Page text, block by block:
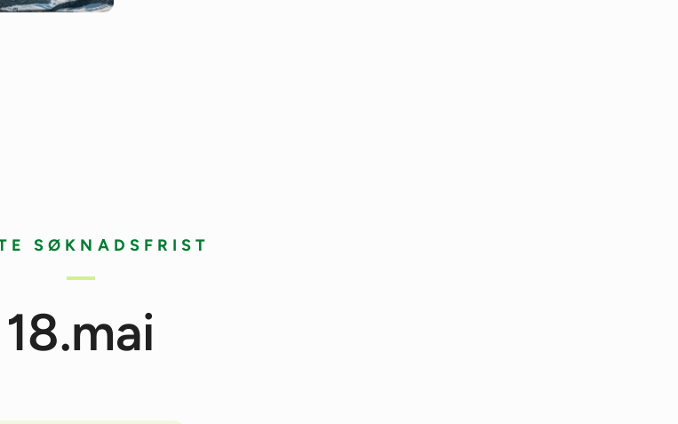
SØKNADSFRIST
18.mai